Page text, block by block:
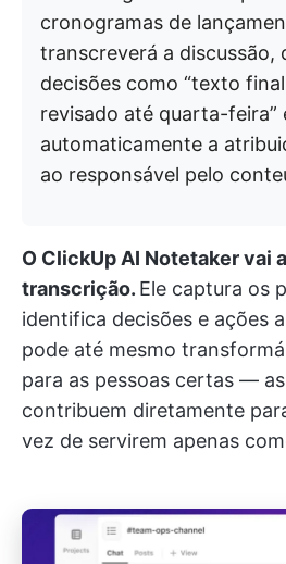
cronogramas de
transcreverá a discussão,
decisões como “texto
revisado até quarta-feira”
automaticamente a
ao responsável pelo
O ClickUp AI Notetaker vai
transcrição. Ele captura os
identifica decisões e ações
pode até mesmo
para as pessoas certas —
contribuem diretamente
vez de servirem apenas